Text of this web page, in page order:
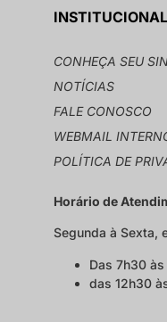
INSTITUCIONAL
CONHEÇA SEU
NOTÍCIAS
FALE CONOSCO
WEBMAIL
POLÍTICA DE
Horário de
Segunda à Sexta,
Das 7h30 às
das 12h30